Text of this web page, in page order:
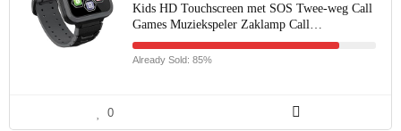
Kids HD Touchscreen met SOS Twee-weg Call
Games Muziekspeler Zaklamp Call…
Already Sold: 85%
0